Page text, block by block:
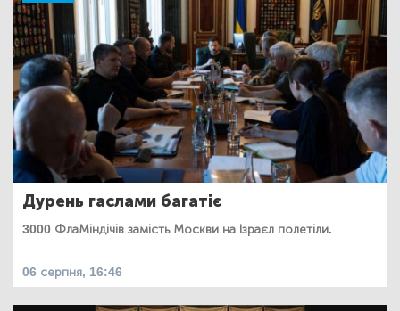
Дурень гаслами багатіє
3000 ФлаМіндічів замість Москви на Ізраєл полетіли.
06 серпня, 16:46